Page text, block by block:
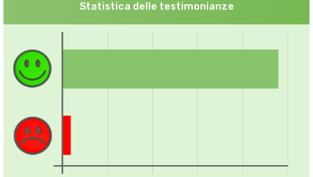
Statistica delle testimonianze